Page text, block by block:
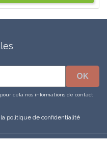
cela nos informations de contact
politique de confidentialité